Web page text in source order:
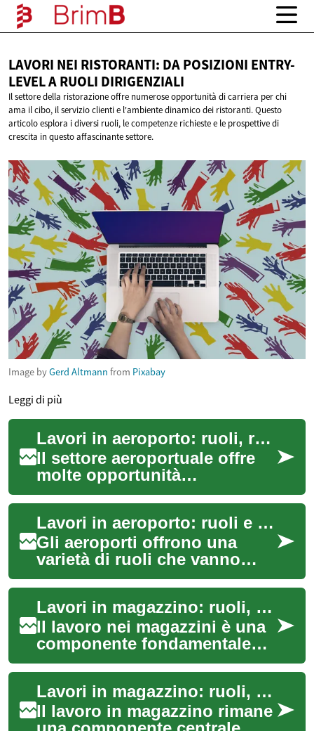
LAVORI NEI RISTORANTI: DA POSIZIONI ENTRY-
LEVEL ARUOLI DIRIGENZIALI
Il settore della ristorazione offre numerose opportunità di carriera per chi
ama il cibo, il servizio clienti e l'ambiente dinamico dei ristoranti. Questo
articolo esplora i diversi ruoli, le competenze richieste e le prospettive di
crescita in questo affascinante settore.
Image byGerd Altmann from Pixabay
Leggi di più
Lavori in aeroporto: ruoli, requisiti e prospettive
Il settore aeroportuale offre
molte opportunità
professionali che spaziano
dall'accoglienza passeggeri
alla gestione ...
Lavori in aeroporto: ruoli e opportunità nel settore
Gli aeroporti offrono una
varietà di ruoli che vanno
dall'assistenza ai passeggeri
alla gestione tecnica delle
infras...
Lavori in magazzino: ruoli, competenze e prospettive
Il lavoro nei magazzini è una
componente fondamentale
della catena di fornitura
moderna: coinvolge attività
operative...
Lavori in magazzino: ruoli, competenze e opportunità nel settore
Il lavoro in magazzino rimane